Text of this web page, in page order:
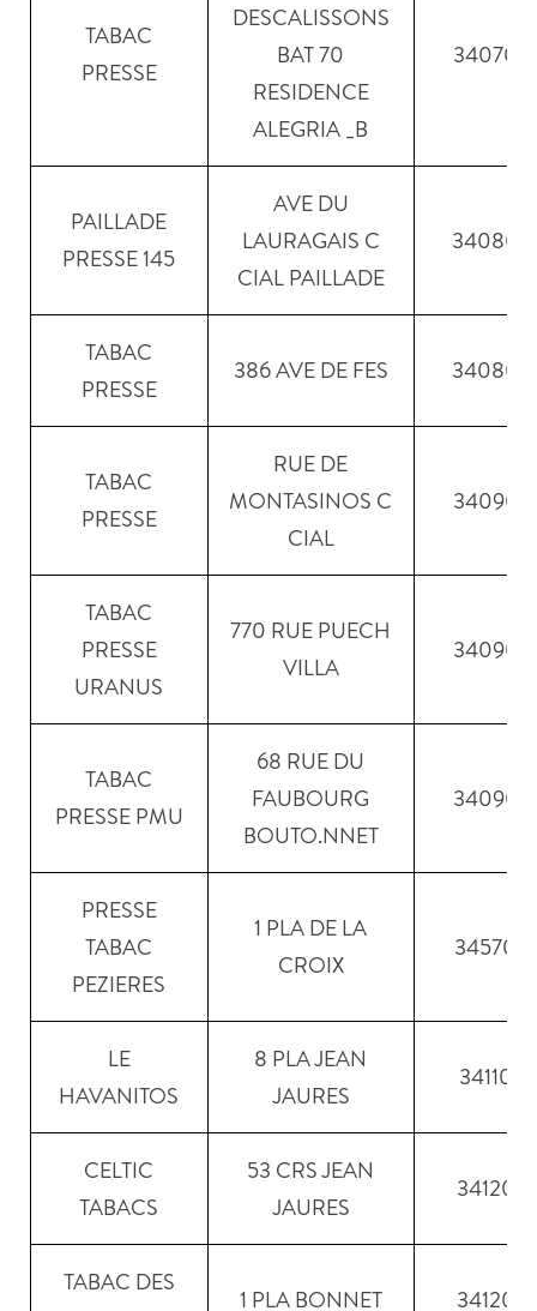
TABAC
PRESSE
DESCALISSONS
BAT 70
RESIDENCE
ALEGRIA _B
34070
PAILLADE
PRESSE 145
AVE DU
LAURAGAIS C
CIAL PAILLADE
34080
TABAC
PRESSE
386 AVE DE FES 34080
TABAC
PRESSE
RUE DE
MONTASINOS C
CIAL
34090
TABAC
PRESSE
URANUS
770 RUE PUECH
VILLA
34090
TABAC
PRESSE PMU
68 RUE DU
FAUBOURG
BOUTO.NNET
34090
PRESSE
TABAC
PEZIERES
1 PLA DE LA
CROIX
34570
LE
HAVANITOS
8 PLA JEAN
JAURES
34110
CELTIC
TABACS
53 CRS JEAN
JAURES
34120
TABAC DES
1 PLA BONNET 34120